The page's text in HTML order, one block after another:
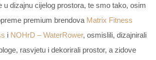
u dizajnu cijelog prostora, te smo tako, osim
premium brendova Matrix Fitness
i NOHrD – WaterRower, osmislili, dizajnirali
rasvjetu i dekorirali prostor, a zidove